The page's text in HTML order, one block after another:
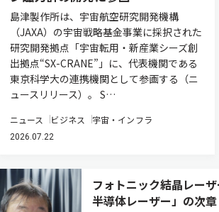
島津製作所は、宇宙航空研究開発機構
（JAXA）の宇宙戦略基金事業に採択された
研究開発拠点「宇宙転用・新産業シーズ創
出拠点“SX-CRANE”」に、代表機関である
東京科学大の連携機関として参画する（ニ
ュースリリース）。 S…
ニュース ビジネス 宇宙・インフラ
2026.07.22
フォトニック結晶レー
半導体レーザー」の次章